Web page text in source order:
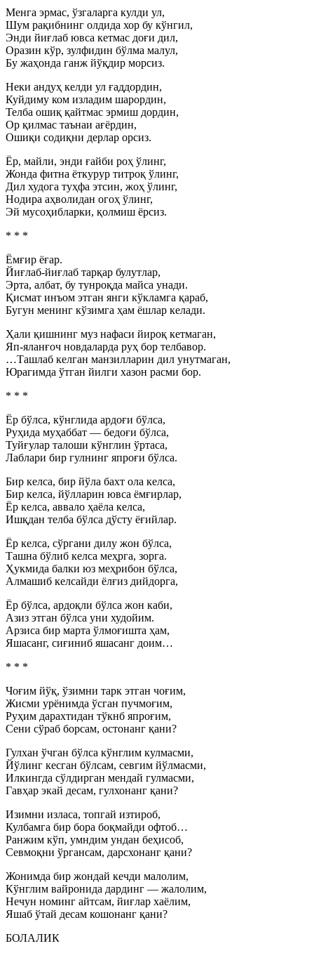
Менга эрмас, ўзгаларга кулди ул,
Шум рақибнинг олдида хор бу кўнгил,
Энди йиғлаб ювса кетмас доғи дил,
Оразин кўр, зулфидин бўлма малул,
Бу жаҳонда ганж йўқдир морсиз.
Неки андуҳ келди ул ғаддордин,
Куйдиму ком изладим шарордин,
Телба ошиқ қайтмас эрмиш дордин,
Ор қилмас таънаи ағёрдин,
Ошиқи содиқни дерлар орсиз.
Ёр, майли, энди ғайби роҳ ўлинг,
Жонда фитна ёткурур титроқ ўлинг,
Дил худога туҳфа этсин, жоҳ ўлинг,
Нодира аҳволидан огоҳ ўлинг,
Эй мусоҳибларки, қолмиш ёрсиз.
* * *
Ёмғир ёғар.
Йиғлаб-йиғлаб тарқар булутлар,
Эрта, албат, бу тунроқда майса унади.
Қисмат инъом этган янги кўкламга қараб,
Бугун менинг кўзимга ҳам ёшлар келади.
Ҳали қишнинг муз нафаси йироқ кетмаган,
Яп-яланғоч новдаларда руҳ бор телбавор.
…Ташлаб келган манзилларин дил унутмаган,
Юрагимда ўтган йилги хазон расми бор.
* * *
Ёр бўлса, кўнглида ардоғи бўлса,
Руҳида муҳаббат — бедоғи бўлса,
Туйғулар талоши кўнглин ўртаса,
Лаблари бир гулнинг япроғи бўлса.
Бир келса, бир йўла бахт ола келса,
Бир келса, йўлларин ювса ёмғирлар,
Ёр келса, аввало ҳаёла келса,
Ишқдан телба бўлса дўсту ёғийлар.
Ёр келса, сўргани дилу жон бўлса,
Ташна бўлиб келса меҳрга, зорга.
Ҳукмида балки юз меҳрибон бўлса,
Алмашиб келсайди ёлғиз дийдорга,
Ёр бўлса, ардоқли бўлса жон каби,
Азиз этган бўлса уни худойим.
Арзиса бир марта ўлмоғишта ҳам,
Яшасанг, сиғиниб яшасанг доим…
* * *
Чоғим йўқ, ўзимни тарк этган чоғим,
Жисми урёнимда ўсган пучмоғим,
Руҳим дарахтидан тўкнб япроғим,
Сени сўраб борсам, остонанг қани?
Гулхан ўчган бўлса кўнглим кулмасми,
Йўлинг кесган бўлсам, севгим йўлмасми,
Илкингда сўлдирган мендай гулмасми,
Гавҳар экай десам, гулхонанг қани?
Изимни изласа, топгай изтироб,
Кулбамга бир бора боқмайди офтоб…
Ранжим кўп, умндим ундан беҳисоб,
Севмоқни ўргансам, дарсхонанг қани?
Жонимда бир жондай кечди малолим,
Кўнглим вайронида дардинг — жалолим,
Нечун номинг айтсам, йиғлар хаёлим,
Яшаб ўтай десам кошонанг қани?
БОЛАЛИК